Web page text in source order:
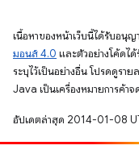
เนื้อหาของหน้าเว็บนี้ได้รับอนุญ
มอนส์ 4.0 และตัวอย่างโค้ดไ
ระบุไว้เป็นอย่างอื่น โปรดดูราย
Java เป็นเครื่องหมายการค้า
อัปเดตล่าสุด 2014-01-08